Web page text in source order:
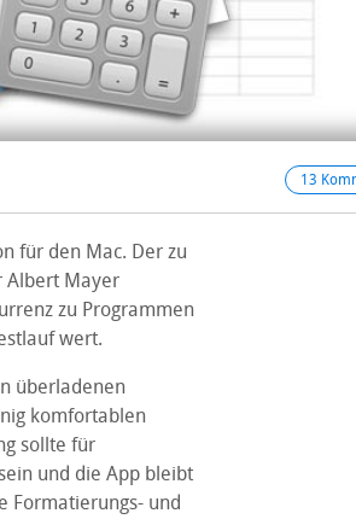
13
für den Mac. Der zu
Albert Mayer
zu Programmen
wert.
überladenen
komfortablen
sollte für
und die App bleibt
Formatierungs- und